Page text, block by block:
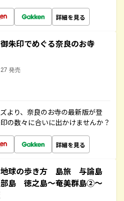
詳細を見る
朱印でめぐる奈良のお寺
発売
より、奈良のお寺の最新版が登
の数々に合いに出かけませんか？
詳細を見る
球の歩き方 島旅 与論島
部島 徳之島～奄美群島②～